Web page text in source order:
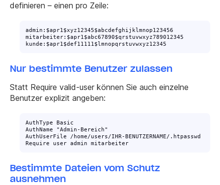
definieren – einen pro Zeile:
admin:$apr1$xyz12345$abcdefghijklmnop123456
mitarbeiter:$apr1$abc67890$qrstuvwxyz789012345
kunde:$apr1$def11111$lmnopqrstuvwxyz12345
Nur bestimmte Benutzer zulassen
Statt Require valid-user können Sie auch einzelne
Benutzer explizit angeben:
AuthType Basic
AuthName "Admin-Bereich"
AuthUserFile /home/users/IHR-BENUTZERNAME/.htpasswd
Require user admin mitarbeiter
Bestimmte Dateien vom Schutz
ausnehmen